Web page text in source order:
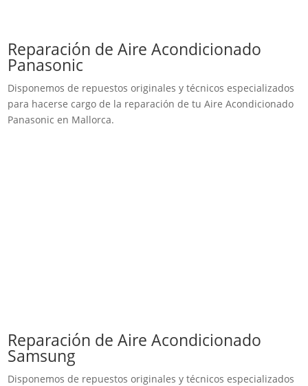
Reparación de Aire Acondicionado
Panasonic
Disponemos de repuestos originales y técnicos especializados
para hacerse cargo de la reparación de tu Aire Acondicionado
Panasonic en Mallorca.
Reparación de Aire Acondicionado
Samsung
Disponemos de repuestos originales y técnicos especializados